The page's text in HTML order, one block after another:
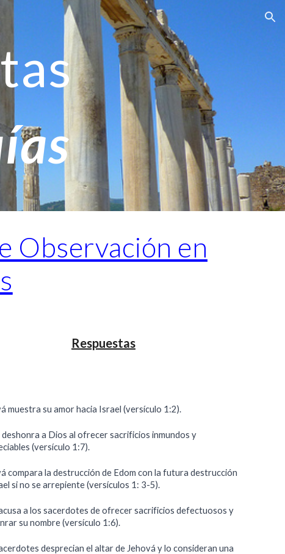
Observación en
Respuestas
muestra su amor hacia Israel (versículo 1:2).
deshonra a Dios al ofrecer sacrificios inmundos y
(versículo 1:7).
compara la destrucción de Edom con la futura destrucción
si no se arrepiente (versículos 1: 3-5).
a los sacerdotes de ofrecer sacrificios defectuosos y
su nombre (versículo 1:6).
desprecian el altar de Jehová y lo consideran una